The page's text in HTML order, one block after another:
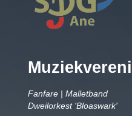
Fanfare | Malletband
Dweilorkest 'Bloaswark'